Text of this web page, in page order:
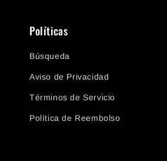
Políticas
Búsqueda
Aviso de Privacidad
Términos de Servicio
Política de Reembolso